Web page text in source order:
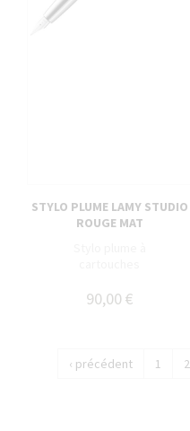
STYLO PLUME LAMY STUDIO
ROUGE MAT
90,00 €
‹ précédent 1 2